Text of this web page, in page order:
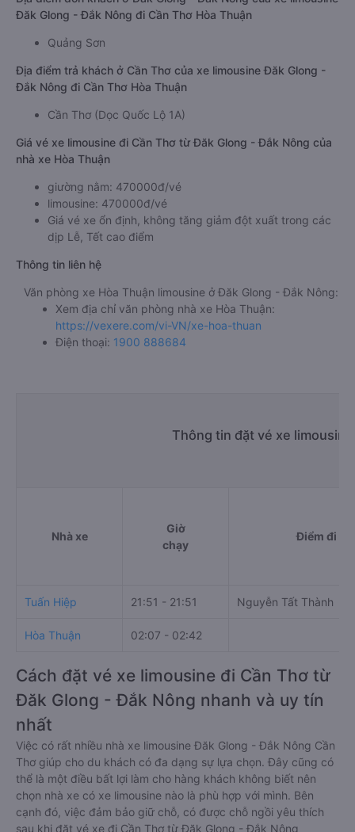
Đăk Glong - Đắk Nông đi Cần Thơ Hòa Thuận
Quảng Sơn
Địa điểm trả khách ở Cần Thơ của xe limousine Đăk Glong -
Đắk Nông đi Cần Thơ Hòa Thuận
Cần Thơ (Dọc Quốc Lộ 1A)
Giá vé xe limousine đi Cần Thơ từ Đăk Glong - Đắk Nông của
nhà xe Hòa Thuận
giường nằm: 470000đ/vé
limousine: 470000đ/vé
Giá vé xe ổn định, không tăng giảm đột xuất trong các
dịp Lễ, Tết cao điểm
Thông tin liên hệ
Văn phòng xe Hòa Thuận limousine ở Đăk Glong - Đắk Nông:
Xem địa chỉ văn phòng nhà xe Hòa Thuận:
https://vexere.com/vi-VN/xe-hoa-thuan
Điện thoại: 1900 888684
Thông tin đặt vé xe
Nhà xe
Giờ
chạy
Điểm đi
Tuấn Hiệp 21:51 - 21:51 Nguyễn Tất Thành
Hòa Thuận 02:07 - 02:42
Cách đặt vé xe limousine đi Cần Thơ từ
Đăk Glong - Đắk Nông nhanh và uy tín
nhất
Việc có rất nhiều nhà xe limousine Đăk Glong - Đắk Nông Cần
Thơ giúp cho du khách có đa dạng sự lựa chọn. Đây cũng có
thể là một điều bất lợi làm cho hàng khách không biết nên
chọn nhà xe có xe limousine nào là phù hợp với mình. Bên
cạnh đó, việc đảm bảo giữ chỗ, có được chỗ ngồi yêu thích
sau khi đặt vé xe đi Cần Thơ từ Đăk Glong - Đắk Nông